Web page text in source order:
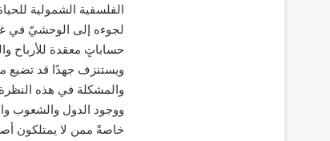
الفلسفية الشمولية
لجوءه إلى الوحشيّ في
حساباتٍ معقدة للأرباح
ويستنزف جهدًا قد تضيع
والمشكلة في هذه
ووجود الدول والشعوب
خاصةً ممن لا يمتلكون